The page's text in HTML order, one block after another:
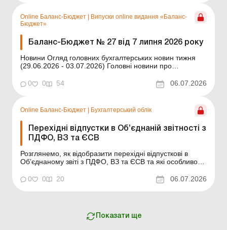
Online Баланс-Бюджет
Випуски online видання «Баланс-
Бюджет»
Баланс-Бюджет № 27 від 7 липня 2026 року
Новини Огляд головних бухгалтерських новин тижня
(29.06.2026 - 03.07.2026) Головні новини про
щодня Зміст номеру Юридичні питання Читати Родичі в
установі: конфлікт інтересів на реальних подіях
0 0 54 06.07.2026
Online Баланс-Бюджет | Бухгалтерський облік
Перехідні відпустки в Об’єднаній звітності з
ПДФО, ВЗ та ЄСВ
Розглянемо, як відобразити перехідні відпусткові в
Об’єднаному звіті з ПДФО, ВЗ та ЄСВ та які особливості
від 7 липня 2026 року Суми відпусткових
відображаються в розд. І основної частини Об’єднаного
0 0 20 06.07.2026
Показати ще